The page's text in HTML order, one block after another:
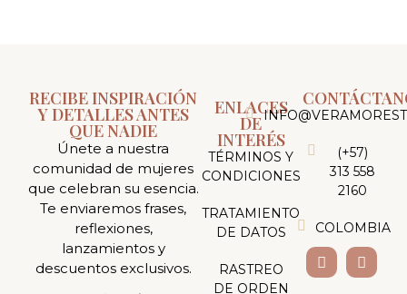
RECIBE INSPIRACIÓN
Y DETALLES ANTES
QUE NADIE
Únete a nuestra
comunidad de mujeres
que celebran su esencia.
Te enviaremos frases,
reflexiones,
lanzamientos y
descuentos exclusivos.
ENLACES
DE
INTERÉS
TÉRMINOS Y
CONDICIONES
TRATAMIENTO
DE DATOS
RASTREO
DE ORDEN
(+57)
313 558
2160
COLOMBIA